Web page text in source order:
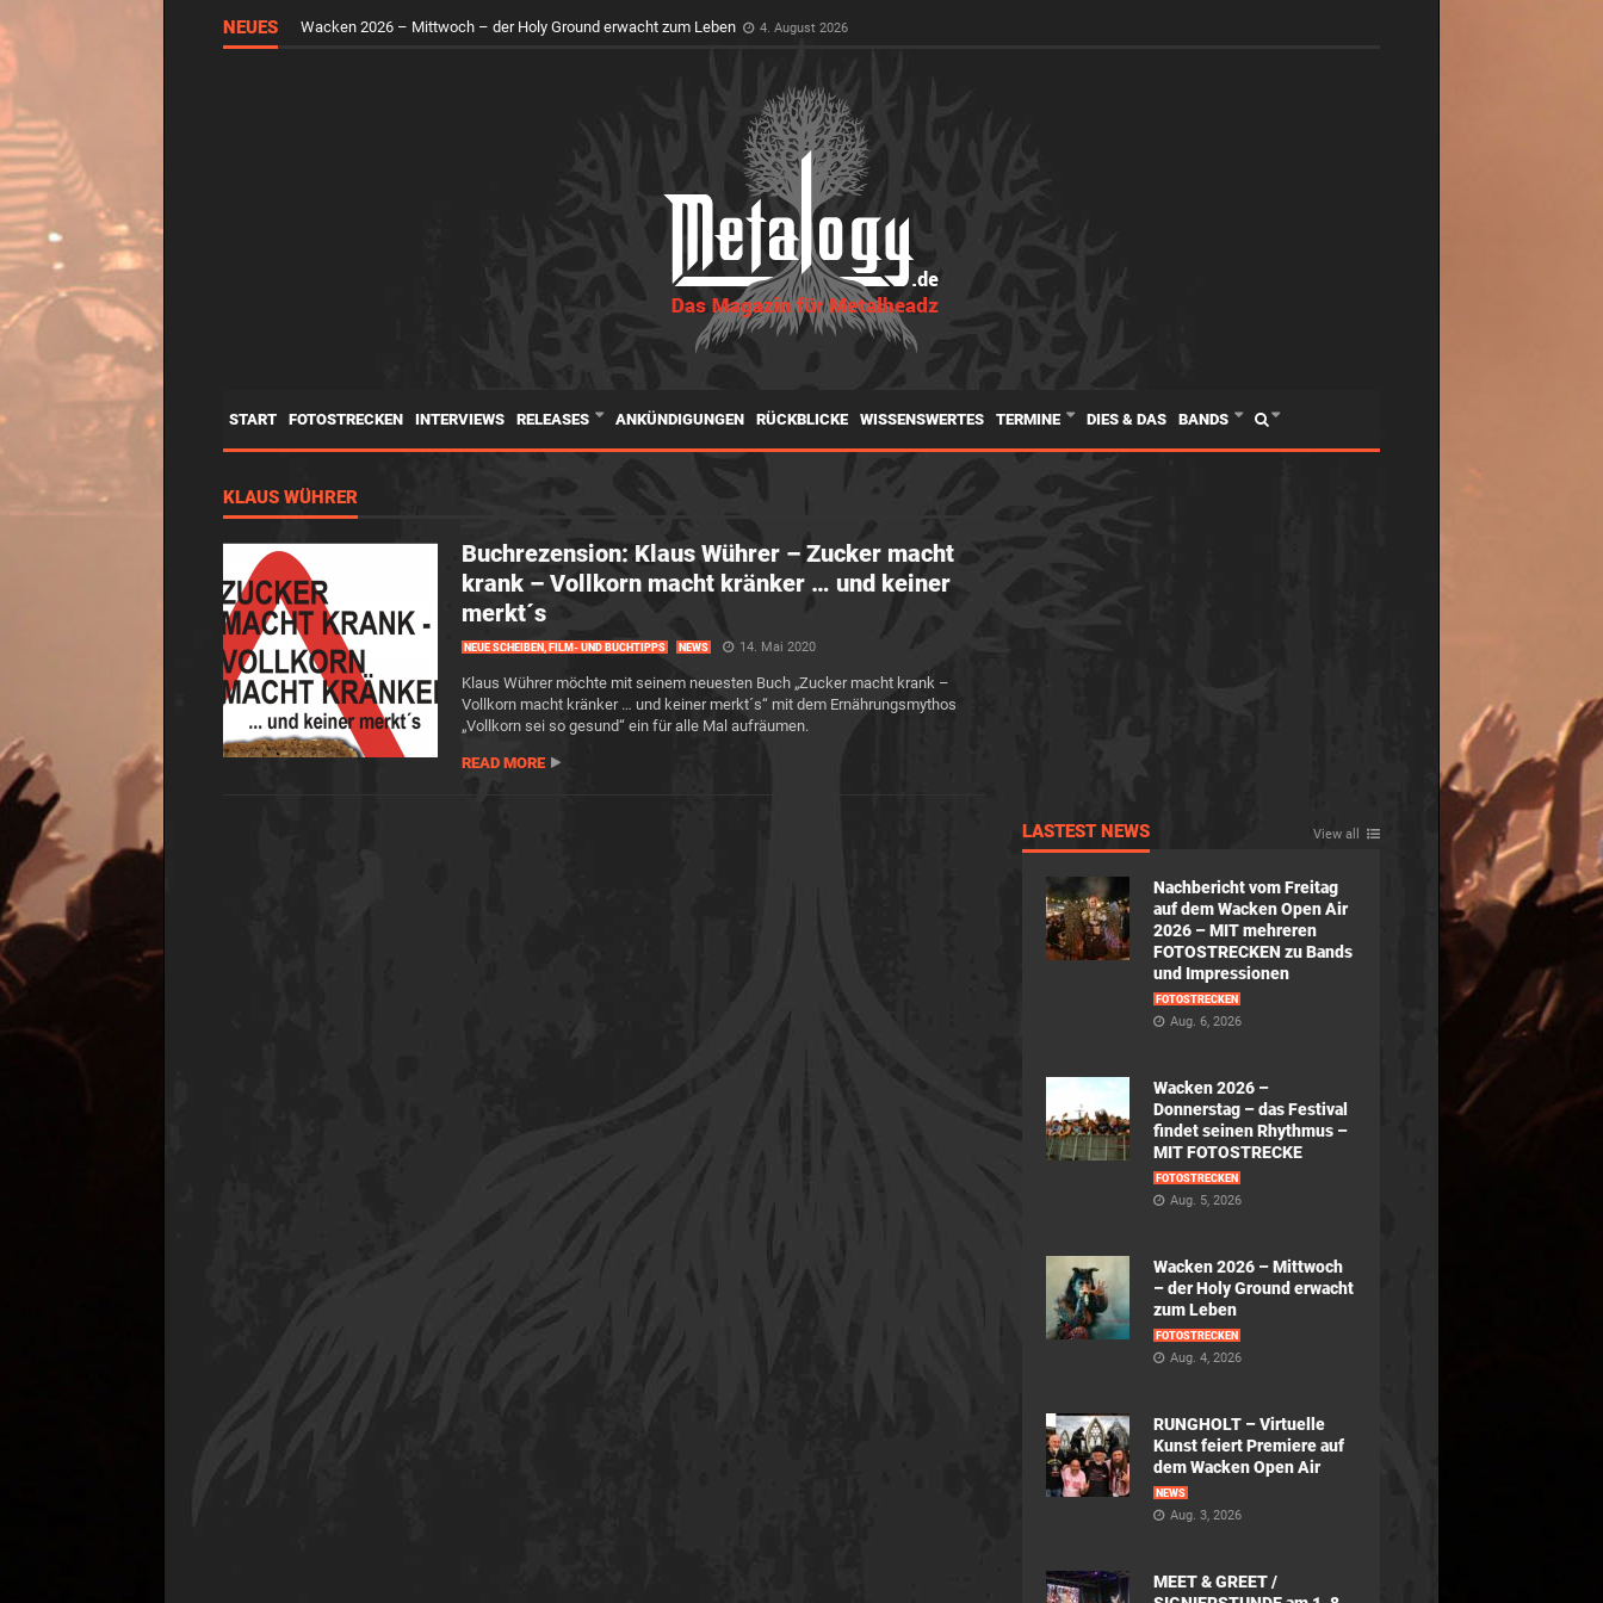
NEUES Wacken 2026 – Mittwoch – der Holy Ground erwacht zum Leben 4. August 2026
START FOTOSTRECKEN INTERVIEWS RELEASES ANKÜNDIGUNGEN RÜCKBLICKE WISSENSWERTES TERMINE DIES & DAS BANDS
KLAUS WÜHRER
Buchrezension: Klaus Wührer – Zucker macht
krank – Vollkorn macht kränker … und keiner
merkt´s
NEUE SCHEIBEN, FILM- UND BUCHTIPPS NEWS 14. Mai 2020
Klaus Wührer möchte mit seinem neuesten Buch „Zucker macht krank –
Vollkorn macht kränker … und keiner merkt´s“ mit dem Ernährungsmythos
„Vollkorn sei so gesund“ ein für alle Mal aufräumen.
READ MORE
LASTEST NEWS View all
Nachbericht vom Freitag
auf dem Wacken Open Air
2026 – MIT mehreren
FOTOSTRECKEN zu Bands
und Impressionen
FOTOSTRECKEN
Aug. 6, 2026
Wacken 2026 –
Donnerstag – das Festival
findet seinen Rhythmus –
MIT FOTOSTRECKE
FOTOSTRECKEN
Aug. 5, 2026
Wacken 2026 – Mittwoch
– der Holy Ground erwacht
zum Leben
FOTOSTRECKEN
Aug. 4, 2026
RUNGHOLT – Virtuelle
Kunst feiert Premiere auf
dem Wacken Open Air
NEWS
Aug. 3, 2026
MEET & GREET /